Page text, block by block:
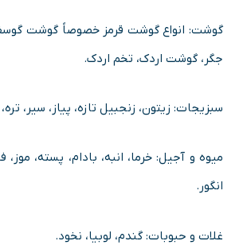
گوشت: انواع گوشت قرمز خصوصاً گوشت
جگر، گوشت اردک، تخم اردک.
سبزیجات: زیتون، زنجبیل تازه، پیاز، سیر،
میوه و آجیل: خرما، انبه، بادام، پسته، موز،
انگور.
غلات و حبوبات: گندم، لوبیا، نخود.